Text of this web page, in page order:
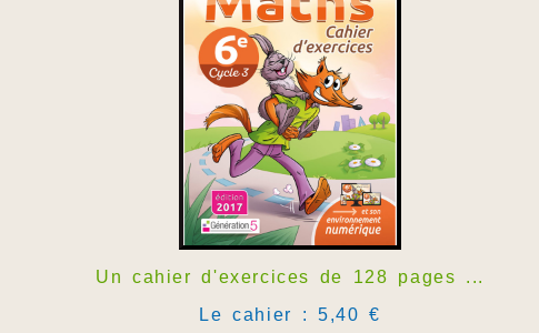
Un cahier d'exercices de 128 pages ...
Le cahier : 5,40 €